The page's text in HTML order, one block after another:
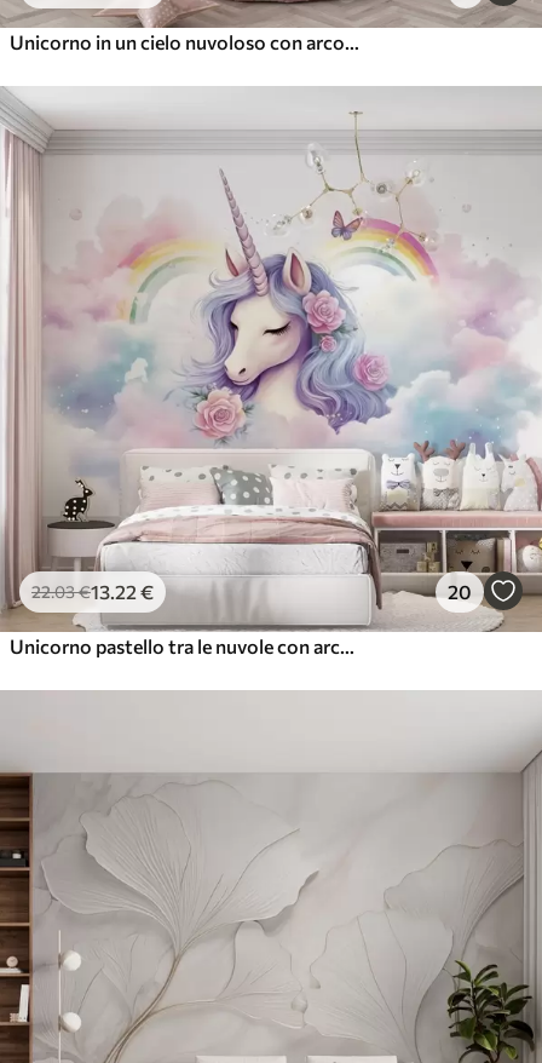
22.03€13 .22 € 20